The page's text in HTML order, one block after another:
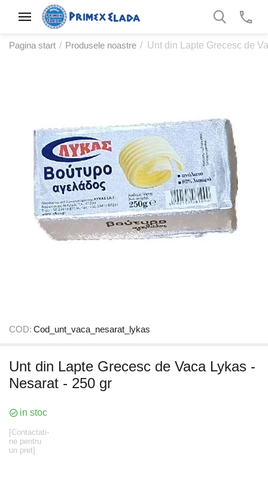
Pagina start / Produsele noastre / Unt din Lapte Grecesc de
COD: Cod_unt_vaca_nesarat_lykas
Unt din Lapte Grecesc de Vaca Lykas -
Nesarat - 250 gr
in stoc
[Contactati-
ne pentru
un pret]